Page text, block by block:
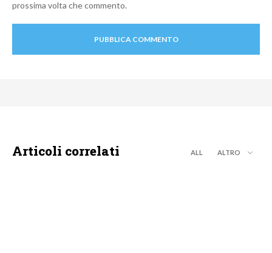
prossima volta che commento.
Articoli correlati ALL ALTRO